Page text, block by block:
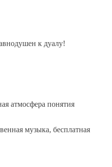
к дуалу!
атмосфера понятия
музыка, бесплатная